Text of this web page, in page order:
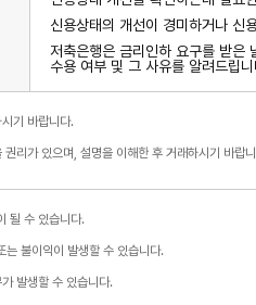
신용상태의 개선이 경미하거나 신
저축은행은 금리인하 요구를 받은
수용 여부 및 그 사유를 알려드립
기 바랍니다.
리가 있으며, 설명을 이해한 후 거래하시기 바랍
될 수 있습니다.
는 불이익이 발생할 수 있습니다.
발생할 수 있습니다.